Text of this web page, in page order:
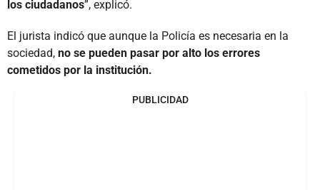
los ciudadanos”, explicó.
El jurista indicó que aunque la Policía es necesaria en la
sociedad, no se pueden pasar por alto los errores
cometidos por la institución.
PUBLICIDAD